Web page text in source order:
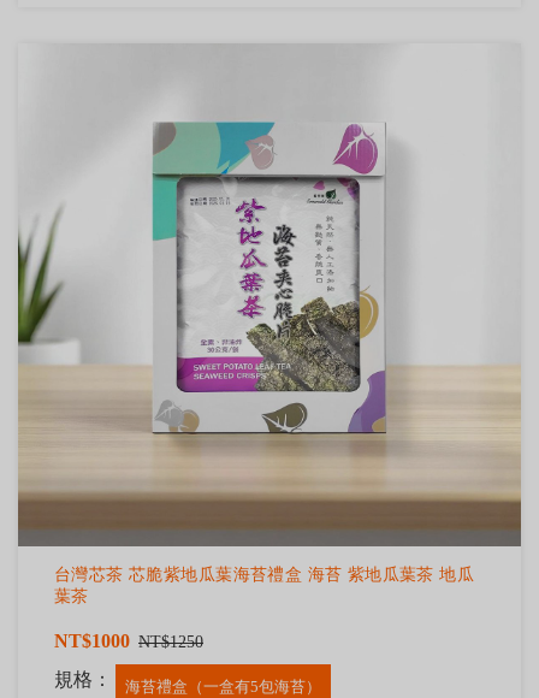
台灣芯茶 芯脆紫地瓜葉海苔禮盒 海苔 紫地瓜葉茶 地瓜
葉茶
NT$1000 NT$1250
規格： 海苔禮盒（一盒有5包海苔）